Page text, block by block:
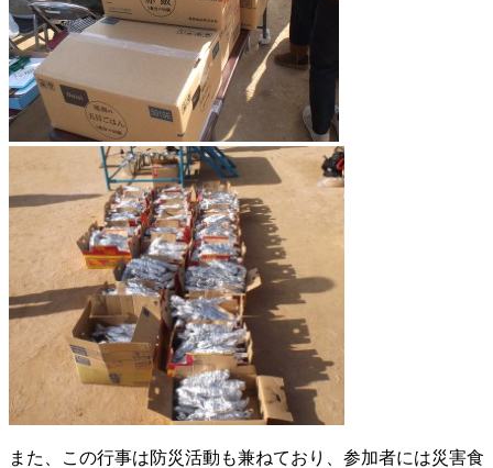
また、この行事は防災活動も兼ねており、参加者には災害食